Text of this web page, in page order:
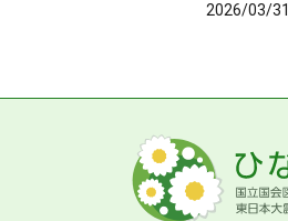
2026/03/31